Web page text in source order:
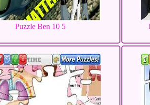
Puzzle Ben 10 5